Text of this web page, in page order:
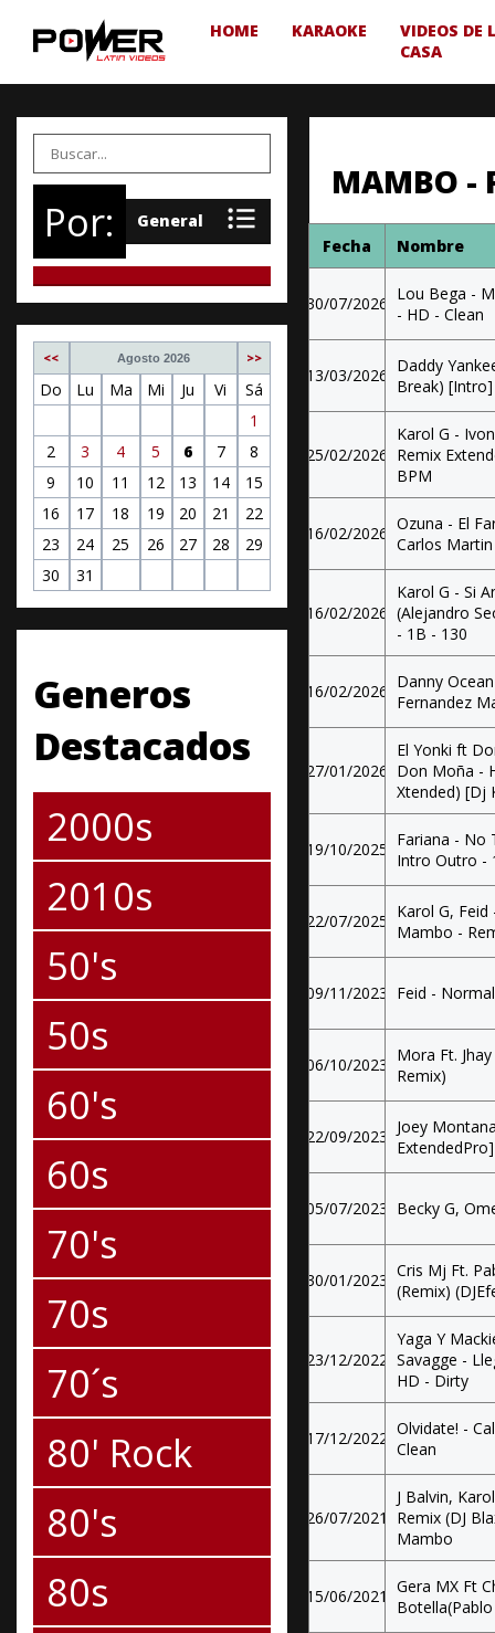
HOME KARAOKE
VIDEOS DE
CASA
Por:
<< Agosto 2026 >>
Do Lu Ma Mi Ju Vi
Sá
1
2
3 4 5 6 7
8
9
10 11 12 13 14
15
16
17 18 19 20 21
22
23
24 25 26 27 28
29
30
31
Generos
Destacados
2000s
2010s
50's
50s
60's
60s
70's
70s
70´s
80' Rock
80's
80s
MAMBO -
Fecha Nombre
30/07/2026
Lou Bega -
- HD - Clean
13/03/2026
Daddy
Break)
25/02/2026
Karol G -
Remix
BPM
16/02/2026 Ozuna - El
Carlos
16/02/2026
Karol G - Si
(Alejandro
- 1B - 130
16/02/2026
Danny
Fernandez
27/01/2026
El Yonki ft
Don Moña -
Xtended) [Dj
19/10/2025
Fariana - No
Intro Outro -
22/07/2025
Karol G, Feid
Mambo -
09/11/2023 Feid -
06/10/2023
Mora Ft.
Remix)
22/09/2023
Joey
ExtendedPro]
05/07/2023 Becky G,
30/01/2023 Cris Mj Ft.
(Remix)
23/12/2022
Yaga Y
Savagge -
HD - Dirty
17/12/2022 Olvidate! -
Clean
26/07/2021
J Balvin,
Remix (DJ
Mambo
15/06/2021 Gera MX Ft